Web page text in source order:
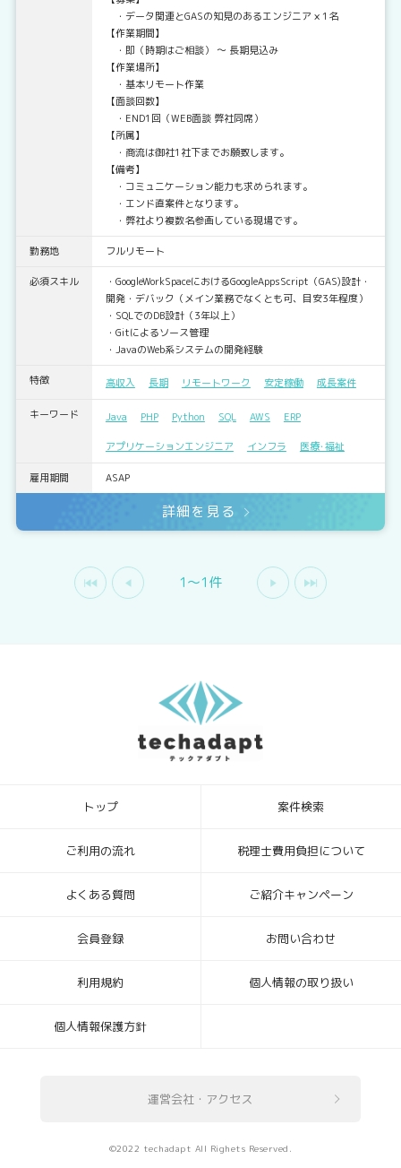
・データ関連とGASの知見のあるエンジニア × 1名
【作業期間】
・即（時期はご相談） ～ 長期見込み
【作業場所】
・基本リモート作業
【面談回数】
・END1回（WEB面談 弊社同席）
【所属】
・商流は御社1社下までお願致します。
【備考】
・コミュニケーション能力も求められます。
・エンド直案件となります。
・弊社より複数名参画している現場です。
勤務地 フルリモート
必須スキル
・GoogleWorkSpaceにおけるGoogleAppsScript（GAS)設計・
開発・デバック（メイン業務でなくとも可、目安3年程度）
・SQLでのDB設計（3年以上）
・Gitによるソース管理
・JavaのWeb系システムの開発経験
特徴 高収入 長期 リモートワーク 安定稼働 成長案件
キーワード Java PHP Python SQL AWS ERP
アプリケーションエンジニア インフラ 医療･福祉
雇用期間 ASAP
詳細を見る
1〜1件
トップ 案件検索
ご利用の流れ 税理士費用負担について
よくある質問 ご紹介キャンペーン
会員登録 お問い合わせ
利用規約 個人情報の取り扱い
個人情報保護方針
運営会社・アクセス
©2022 techadapt All Righets Reserved.